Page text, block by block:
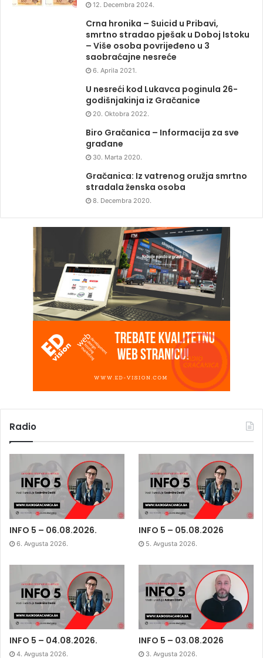
12. Decembra 2024.
Crna hronika – Suicid u Pribavi,
smrtno stradao pješak u Doboj Istoku
– Više osoba povrijeđeno u 3
saobraćajne nesreće
6. Aprila 2021.
U nesreći kod Lukavca poginula 26-
godišnjakinja iz Gračanice
20. Oktobra 2022.
Biro Gračanica – Informacija za sve
građane
30. Marta 2020.
Gračanica: Iz vatrenog oružja smrtno
stradala ženska osoba
8. Decembra 2020.
Radio
INFO 5 – 06.08.2026.
6. Avgusta 2026.
INFO 5 – 05.08.2026
5. Avgusta 2026.
INFO 5 – 04.08.2026.
4. Avgusta 2026.
INFO 5 – 03.08.2026
3. Avgusta 2026.